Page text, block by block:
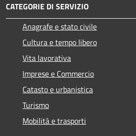
CATEGORIE DI SERVIZIO
Anagrafe e stato civile
Cultura e tempo libero
Vita lavorativa
Imprese e Commercio
Catasto e urbanistica
Turismo
Mobilità e trasporti